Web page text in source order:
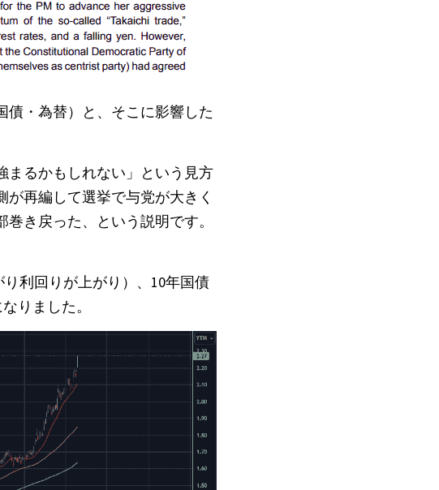
債・為替）と、そこに影響した
まるかもしれない」という見方
再編して選挙で与党が大きく
き戻った、という説明です。
利回りが上がり）、10年国債
りました。